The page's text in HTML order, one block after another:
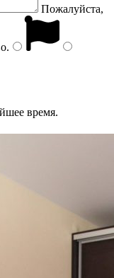
Пожалуйста,
.
время.